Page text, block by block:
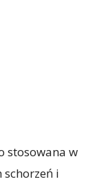
stosowana w
i